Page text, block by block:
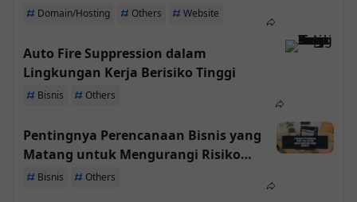
Domain/Hosting Others Website
Auto Fire Suppression dalam
Lingkungan Kerja Berisiko Tinggi
Bisnis Others
Pentingnya Perencanaan Bisnis yang
Matang untuk Mengurangi Risiko
Investasi
Bisnis Others